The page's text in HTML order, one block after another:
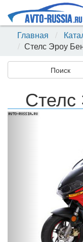
Главная
Стелс Эроу
Поиск
Назад